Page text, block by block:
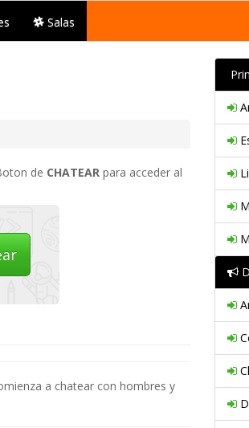
Salas
de CHATEAR para acceder al
a chatear con hombres y